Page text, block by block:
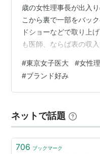
歳の女性理事長が出入
こから裏で一部をバッ
ドショーなどで取り上
も医師、ならば表の収
何に遣うつもりだった
清く正しく貧しく生き
ものが言えません。世
ヶ谷台。小生も1980年
時期住んだことがあり
#東京女子医大 #女性
#ブランド好み
ネットで話題
706 ブックマーク